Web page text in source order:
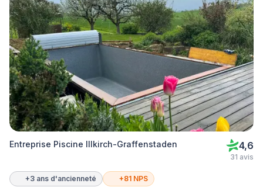
Entreprise Piscine Illkirch-Graffenstaden 4,6
31 avis
+3 ans d'ancienneté +81 NPS